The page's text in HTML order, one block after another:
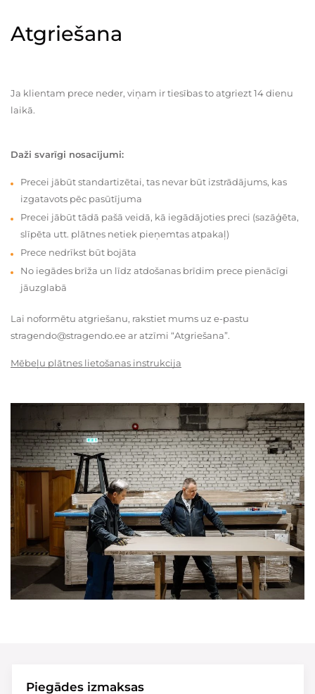
Atgriešana
Ja klientam prece neder, viņam ir tiesības to atgriezt 14 dienu
laikā.
Daži svarīgi nosacījumi:
Precei jābūt standartizētai, tas nevar būt izstrādājums, kas
izgatavots pēc pasūtījuma
Precei jābūt tādā pašā veidā, kā iegādājoties preci (sazāģēta,
slīpēta utt. plātnes netiek pieņemtas atpakaļ)
Prece nedrīkst būt bojāta
No iegādes brīža un līdz atdošanas brīdim prece pienācīgi
jāuzglabā
Lai noformētu atgriešanu, rakstiet mums uz e-pastu
stragendo@stragendo.ee ar atzīmi “Atgriešana”.
Mēbeļu plātnes lietošanas instrukcija
Piegādes izmaksas